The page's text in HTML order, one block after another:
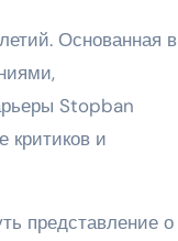
Основанная в
Stopban
критиков и
представление о